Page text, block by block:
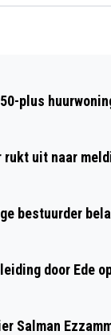
VOOR
plus
rukt uit naar
bestuurder
door Ede
Salman